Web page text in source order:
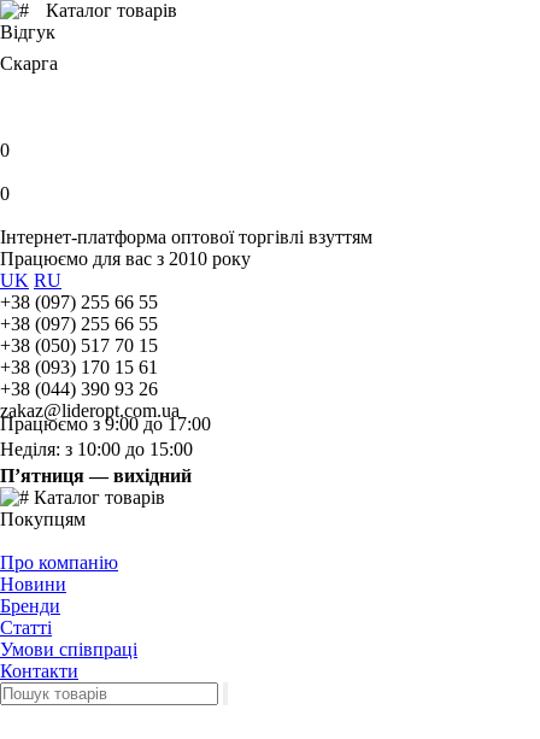
Каталог товарів
Відгук
Скарга
0
0
Інтернет-платформа оптової торгівлі взуттям
Працюємо для вас з 2010 року
UK RU
+38 (097) 255 66 55
+38 (097) 255 66 55
+38 (050) 517 70 15
+38 (093) 170 15 61
+38 (044) 390 93 26
zakaz@lideropt.com.ua
Працюємо з 9:00 до 17:00
Неділя: з 10:00 до 15:00
П’ятниця — вихідний
Каталог товарів
Покупцям
Про компанію
Новини
Бренди
Статті
Умови співпраці
Контакти